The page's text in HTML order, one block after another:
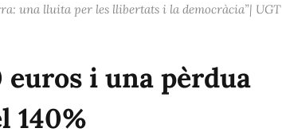
una lluita per les llibertats i la democràcia”| UGT
i una pèrdua
140%